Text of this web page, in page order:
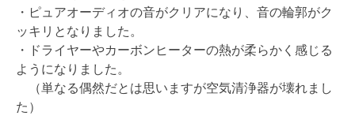
・ピュアオーディオの音がクリアになり、音の輪郭がク
ッキリとなりました。
・ドライヤーやカーボンヒーターの熱が柔らかく感じる
ようになりました。
（単なる偶然だとは思いますが空気清浄器が壊れまし
た）